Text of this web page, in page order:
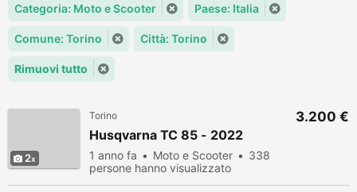
Categoria: Moto e Scooter Paese: Italia
Comune: Torino Città: Torino
Rimuovi tutto
2
Torino
Husqvarna TC 85 - 2022
1 anno fa Moto e Scooter
338
persone hanno visualizzato
3.200 €